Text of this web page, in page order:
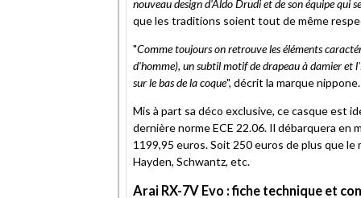
nouveau design d'Aldo Drudi et de son équipe qui
que les traditions soient tout de même
"Comme toujours on retrouve les éléments
d'homme), un subtil motif de drapeau à damier et
sur le bas de la coque", décrit la marque nippone.
Mis à part sa déco exclusive, ce casque est
dernière norme ECE 22.06. Il débarquera en
1199,95 euros. Soit 250 euros de plus que le
Hayden, Schwantz, etc.
Arai RX-7V Evo : fiche technique et